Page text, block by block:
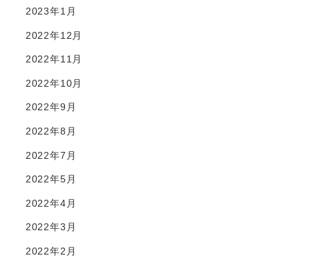
2023年1月
2022年12月
2022年11月
2022年10月
2022年9月
2022年8月
2022年7月
2022年5月
2022年4月
2022年3月
2022年2月